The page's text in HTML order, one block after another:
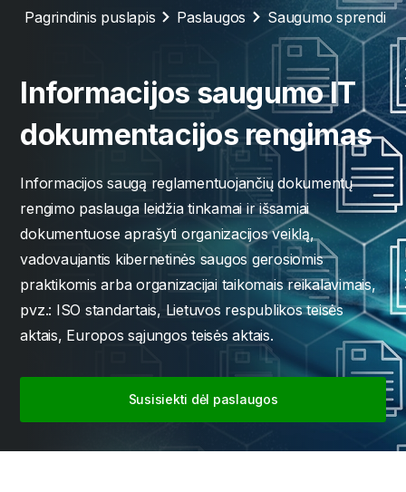
Pagrindinis puslapis Paslaugos Saugumo
Informacijos saugumo IT
dokumentacijos rengimas
Informacijos saugą reglamentuojančių dokumentų
rengimo paslauga leidžia tinkamai ir išsamiai
dokumentuose aprašyti organizacijos veiklą,
vadovaujantis kibernetinės saugos gerosiomis
praktikomis arba organizacijai taikomais reikalavimais,
pvz.: ISO standartais, Lietuvos respublikos teisės
aktais, Europos sąjungos teisės aktais.
Susisiekti dėl paslaugos